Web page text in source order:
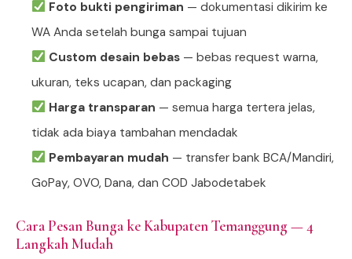
Foto bukti pengiriman — dokumentasi dikirim ke
WA Anda setelah bunga sampai tujuan
Custom desain bebas— bebas request warna,
ukuran, teks ucapan, dan packaging
Harga transparan — semua harga tertera jelas,
tidak ada biaya tambahan mendadak
Pembayaran mudah — transfer bank BCA/Mandiri,
GoPay, OVO, Dana, dan COD Jabodetabek
Cara Pesan Bunga ke Kabupaten Temanggung — 4
Langkah Mudah